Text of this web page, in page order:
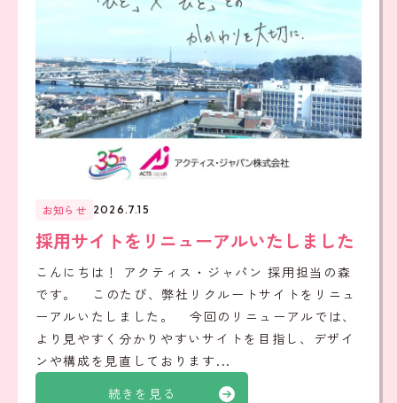
続きを見る
お知らせ 2026.7.15
採用サイトをリニューアルいたしました
こんにちは！ アクティス・ジャパン 採用担当の森
です。 このたび、弊社リクルートサイトをリニュ
ーアルいたしました。 今回のリニューアルでは、
より見やすく分かりやすいサイトを目指し、デザイ
ンや構成を見直しております...